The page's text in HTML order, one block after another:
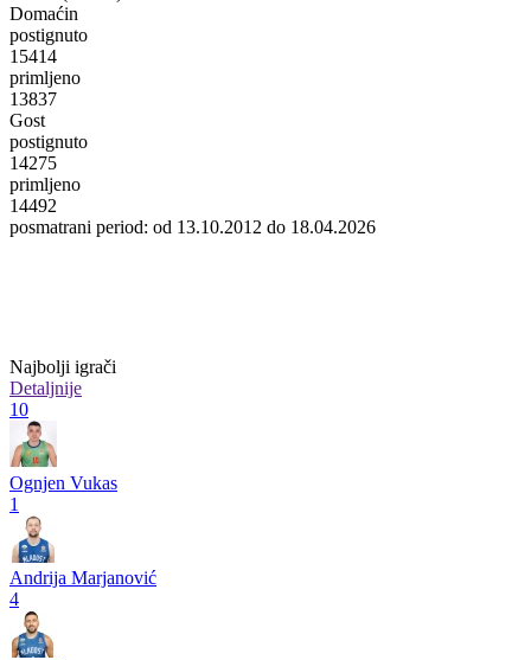
Domaćin
postignuto
15414
primljeno
13837
Gost
postignuto
14275
primljeno
14492
posmatrani period: od 13.10.2012 do 18.04.2026
Najbolji igrači
Detaljnije
10
Ognjen Vukas
1
Andrija Marjanović
4